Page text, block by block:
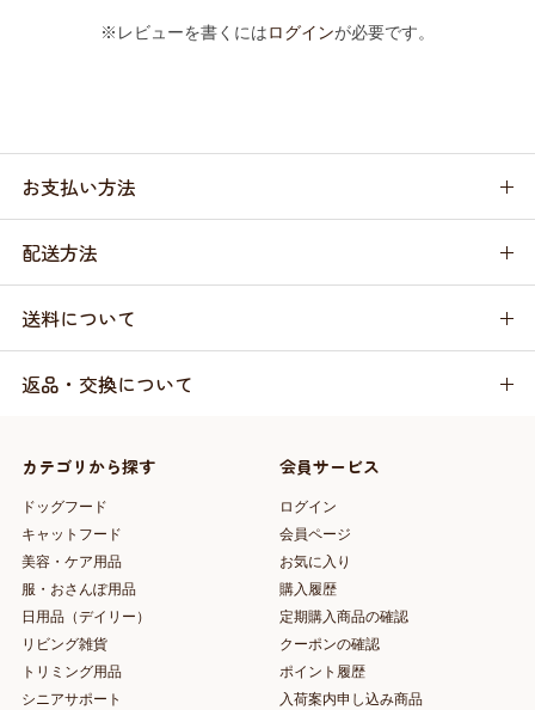
※レビューを書くにはログインが必要です。
お支払い方法
配送方法
送料について
返品・交換について
カテゴリから探す
ドッグフード
キャットフード
美容・ケア用品
服・おさんぽ用品
日用品（デイリー）
リビング雑貨
トリミング用品
シニアサポート
会員サービス
ログイン
会員ページ
お気に入り
購入履歴
定期購入商品の確認
クーポンの確認
ポイント履歴
入荷案内申し込み商品